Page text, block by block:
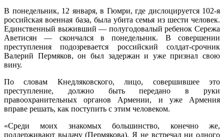
В понедельник, 12 января, в Гюмри, где дислоцируется 102-я
российская военная база, была убита семья из шести человек.
Единственный выживший — полугодовалый ребенок Сережа
Аветисян — скончался в понедельник. В совершении
преступления подозревается российский солдат-срочник
Валерий Пермяков, он был задержан и уже признал свою
вину.
По словам Кнедляковского, лицо, совершившее это
преступление, должно быть передано в руки
правоохранительных органов Армении, и уже Армения
вправе решать, как поступить с этим человеком.
«Среди моих знакомых большинство, конечно же,
поддерживают выдачу (Пермякова). Я не встречал ни одного